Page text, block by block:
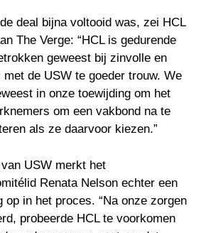
deal bijna voltooid was, zei HCL
The Verge: “HCL is gedurende
geweest bij zinvolle en
de USW te goeder trouw. We
in onze toewijding om het
om een ​​vakbond na te
als ze daarvoor kiezen.”
USW merkt het
Renata Nelson echter een
op in het proces. “Na onze zorgen
probeerde HCL te voorkomen